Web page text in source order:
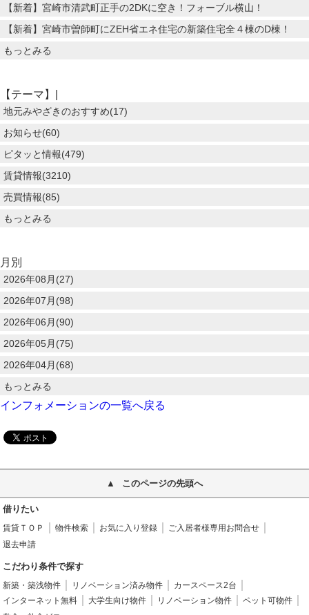
【新着】宮崎市清武町正手の2DKに空き！フォーブル横山！
【新着】宮崎市曽師町にZEH省エネ住宅の新築住宅全４棟のD棟！
もっとみる
【テーマ】|
地元みやざきのおすすめ(17)
お知らせ(60)
ピタッと情報(479)
賃貸情報(3210)
売買情報(85)
もっとみる
月別
2026年08月(27)
2026年07月(98)
2026年06月(90)
2026年05月(75)
2026年04月(68)
もっとみる
インフォメーションの一覧へ戻る
このページの先頭へ
借りたい
賃貸ＴＯＰ 物件検索 お気に入り登録
ご入居者様専用お問合せ
退去申請
こだわり条件で探す
新築・築浅物件 リノベーション済み物件
カースペース2台
インターネット無料
大学生向け物件 リノベーション物件
ペット可物件